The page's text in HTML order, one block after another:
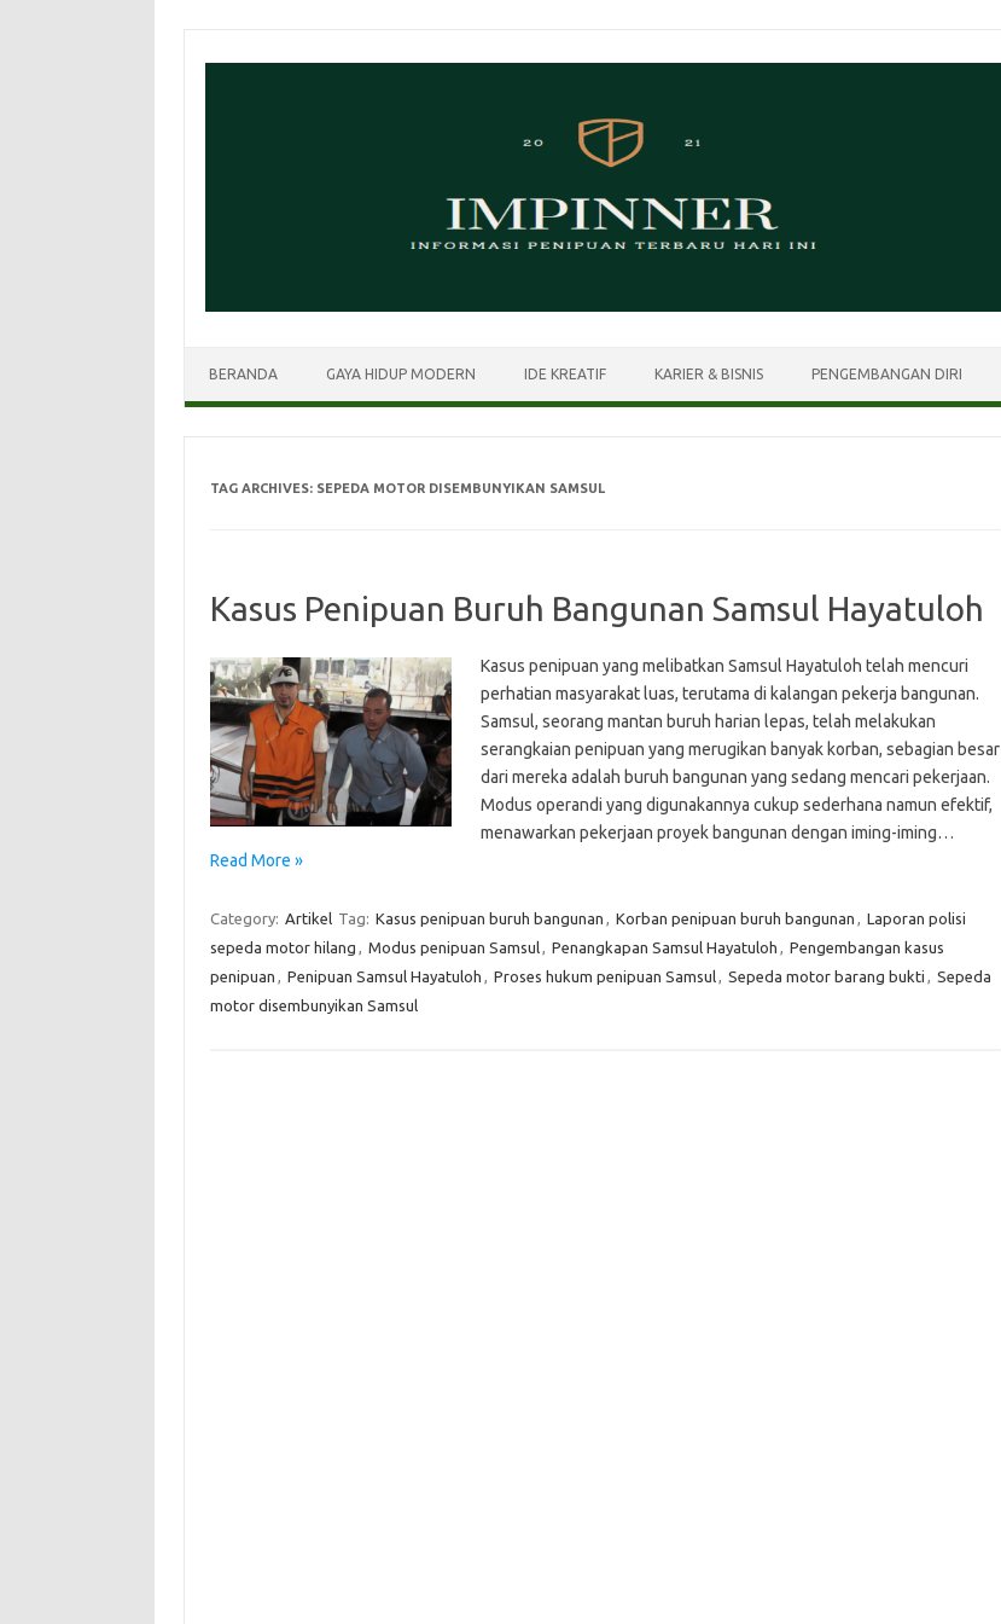
BERANDA GAYA HIDUP MODERN IDE KREATIF KARIER & BISNIS PENGEMBANGAN DIRI
TAG ARCHIVES: SEPEDA MOTOR DISEMBUNYIKAN SAMSUL
Kasus Penipuan Buruh Bangunan Samsul Hayatuloh
Kasus penipuan yang melibatkan Samsul Hayatuloh telah mencuri
perhatian masyarakat luas, terutama di kalangan pekerja bangunan.
Samsul, seorang mantan buruh harian lepas, telah melakukan
serangkaian penipuan yang merugikan banyak korban, sebagian besar
dari mereka adalah buruh bangunan yang sedang mencari pekerjaan.
Modus operandi yang digunakannya cukup sederhana namun efektif,
menawarkan pekerjaan proyek bangunan dengan iming-iming…
Read More »
Category: Artikel Tag: Kasus penipuan buruh bangunan Korban penipuan buruh bangunan
Laporan polisi
sepeda motor hilang
Modus penipuan Samsul Penangkapan Samsul Hayatuloh
Pengembangan kasus
penipuan
Penipuan Samsul Hayatuloh Proses hukum penipuan Samsul Sepeda motor barang bukti
Sepeda
motor disembunyikan Samsul